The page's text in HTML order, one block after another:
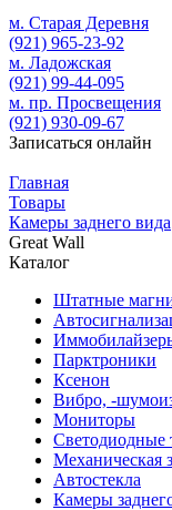
м. Старая Деревня
(921) 965-23-92
м. Ладожская
(921) 99-44-095
м. пр. Просвещения
(921) 930-09-67
Записаться онлайн
Главная
Товары
Камеры заднего вида
Great Wall
Каталог
Штатные
Парктроники
Ксенон
Вибро, -
Мониторы
Светодиодные
Механическая
Автостекла
Камеры